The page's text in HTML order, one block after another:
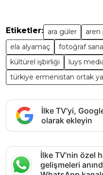
Etiketler: ara güler aren
ela alyamaç
fotoğraf
kültürel işbirliği
luys
türkiye ermenistan ortak
İlke TV'yi,
olarak ekleyin
İlke TV’nin özel
gelişmeleri